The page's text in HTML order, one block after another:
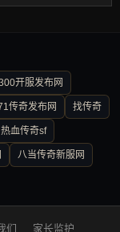
开服发布网
传奇发布网 找传奇
热血传奇sf
八当传奇新服网
们 家长监护